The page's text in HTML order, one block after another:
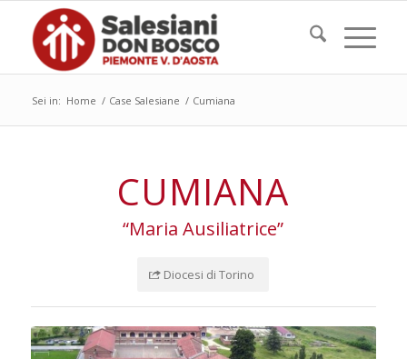
Sei in: Home / Case Salesiane / Cumiana
CUMIANA
“Maria Ausiliatrice”
Diocesi di Torino